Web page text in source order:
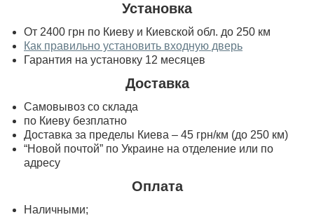
Установка
От 2400 грн по Киеву и Киевской обл. до 250 км
Как правильно установить входную дверь
Гарантия на установку 12 месяцев
Доставка
Самовывоз со склада
по Киеву безплатно
Доставка за пределы Киева – 45 грн/км (до 250 км)
“Новой почтой” по Украине на отделение или по
адресу
Оплата
Наличными;